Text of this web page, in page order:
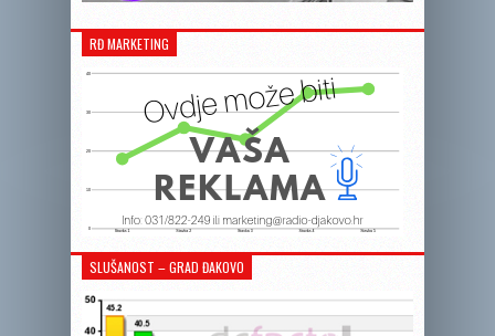
RĐ MARKETING
SLUŠANOST – GRAD ĐAKOVO